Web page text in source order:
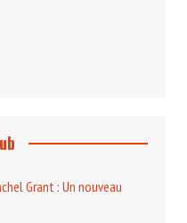
Grant : Un nouveau